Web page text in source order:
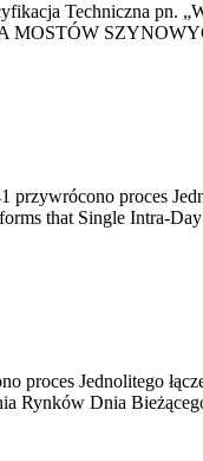
Techniczna
proces
that Single Intra-
proces Jednolitego
Rynków Dnia